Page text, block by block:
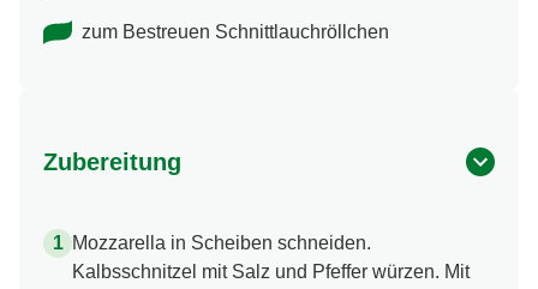
zum Bestreuen Schnittlauchröllchen
Zubereitung
Mozzarella in Scheiben schneiden.
Kalbsschnitzel mit Salz und Pfeffer würzen. Mit